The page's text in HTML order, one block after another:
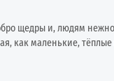
щедры и, людям
как маленькие,